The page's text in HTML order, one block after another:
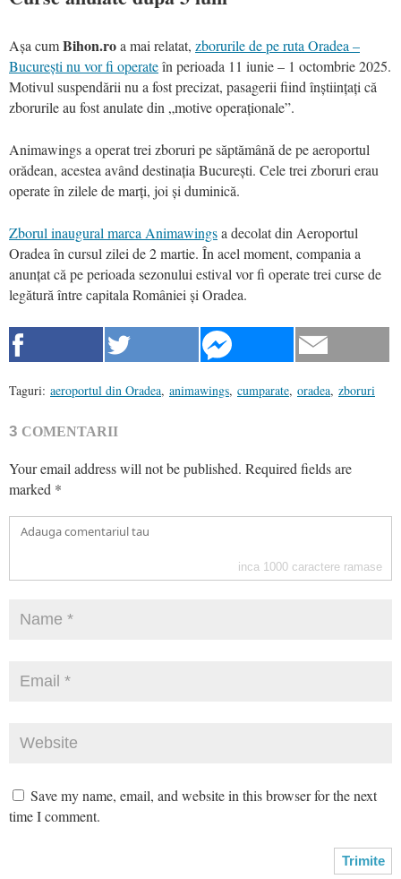
Așa cumBihon.roa mai relatat, zborurile de pe ruta Oradea –
București nu vor fi operateîn perioada 11 iunie – 1 octombrie 2025.
Motivul suspendării nu a fost precizat, pasagerii fiind înștiințați că
zborurile au fost anulate din „motive operaționale”.
Animawings a operat trei zboruri pe săptămână de pe aeroportul
orădean, acestea având destinația București. Cele trei zboruri erau
operate în zilele de marți, joi și duminică.
Zborul inaugural marca Animawingsa decolat din Aeroportul
Oradea în cursul zilei de 2 martie. În acel moment, compania a
anunțat că pe perioada sezonului estival vor fi operate trei curse de
legătură între capitala României și Oradea.
Taguri: aeroportul din Oradea, animawings, cumparate, oradea, zboruri
3 COMENTARII
Your email address will not be published. Required fields are
marked *
inca 1000 caractere ramase
Save my name, email, and website in this browser for the next
time I comment.